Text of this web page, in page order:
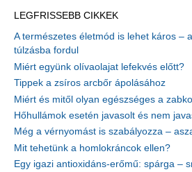
LEGFRISSEBB CIKKEK
A természetes életmód is lehet káros –
túlzásba fordul
Miért együnk olívaolajat lefekvés előtt?
Tippek a zsíros arcbőr ápolásához
Miért és mitől olyan egészséges a
Hőhullámok esetén javasolt és nem
Még a vérnyomást is szabályozza –
Mit tehetünk a homlokráncok ellen?
Egy igazi antioxidáns-erőmű: spárga –